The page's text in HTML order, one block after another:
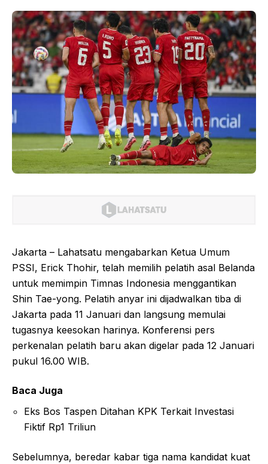
Jakarta – Lahatsatu mengabarkan Ketua Umum
PSSI, Erick Thohir, telah memilih pelatih asal Belanda
untuk memimpin Timnas Indonesia menggantikan
Shin Tae-yong. Pelatih anyar ini dijadwalkan tiba di
Jakarta pada 11 Januari dan langsung memulai
tugasnya keesokan harinya. Konferensi pers
perkenalan pelatih baru akan digelar pada 12 Januari
pukul 16.00 WIB.
Baca Juga
Eks Bos Taspen Ditahan KPK Terkait Investasi
Fiktif Rp1 Triliun
Sebelumnya, beredar kabar tiga nama kandidat kuat